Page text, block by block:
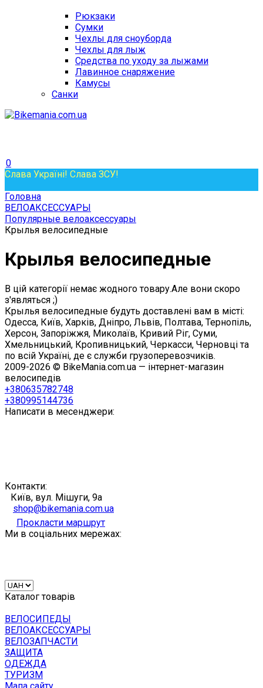
Рюкзаки
Сумки
Чехлы для сноуборда
Чехлы для лыж
Средства по уходу за лыжами
Лавинное снаряжение
Камусы
Санки
0
Слава Україні! Слава ЗСУ!
Головна
ВЕЛОАКСЕССУАРЫ
Популярные велоаксессуары
Крылья велосипедные
Крылья велосипедные
В цій категорії немає жодного товару.Але вони скоро
з'являться ;)
Крылья велосипедные будуть доставлені вам в місті:
Одесса, Київ, Харків, Дніпро, Львів, Полтава, Тернопіль,
Херсон, Запоріжжя, Миколаїв, Кривий Ріг, Суми,
Хмельницький, Кропивницький, Черкасси, Черновці та
по всій Україні, де є служби грузоперевозчиків.
2009-2026 © BikeMania.com.ua — інтернет-магазин
велосипедів
+380635782748
+380995144736
Написати в месенджери:
Контакти:
Київ, вул. Мішуги, 9а
shop@bikemania.com.ua
Прокласти маршрут
Ми в соціальних мережах:
Каталог товарів
ВЕЛОСИПЕДЫ
ВЕЛОАКСЕССУАРЫ
ВЕЛОЗАПЧАСТИ
ЗАЩИТА
ОДЕЖДА
ТУРИЗМ